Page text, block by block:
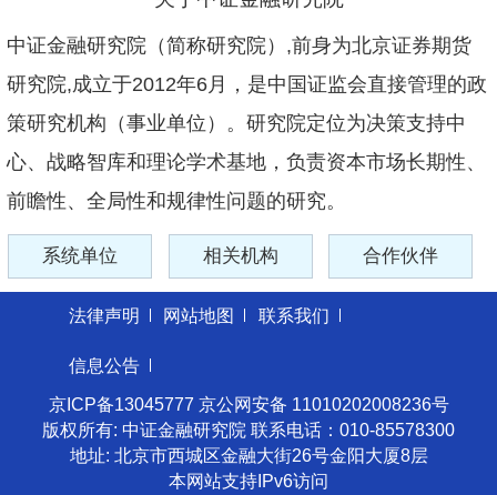
中证金融研究院（简称研究院）,前身为北京证券期货
研究院,成立于2012年6月，是中国证监会直接管理的政
策研究机构（事业单位）。研究院定位为决策支持中
心、战略智库和理论学术基地，负责资本市场长期性、
前瞻性、全局性和规律性问题的研究。
系统单位 相关机构 合作伙伴
法律声明 网站地图 联系我们
信息公告
京ICP备13045777 京公网安备 11010202008236号
版权所有: 中证金融研究院 联系电话：010-85578300
地址: 北京市西城区金融大街26号金阳大厦8层
本网站支持IPv6访问